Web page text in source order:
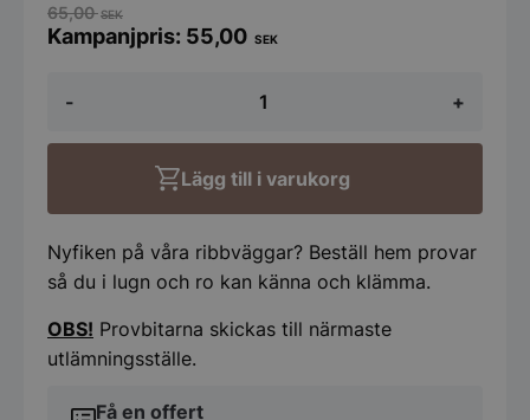
-
Premium
-
+
65,00SEK
55,00 SEK
Få en offert
Lägg till i varukorg
Nyfiken på våra ribbväggar? Beställ hem provar
så du i lugn och ro kan känna och klämma.
OBS! Provbitarna skickas till närmaste
utlämningsställe.